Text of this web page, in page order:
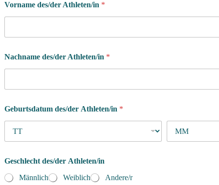
Vorname des/der Athleten/in *
Nachname des/der Athleten/in *
Geburtsdatum des/der Athleten/in *
Geschlecht des/der Athleten/in
Männlich
Weiblich Andere/r